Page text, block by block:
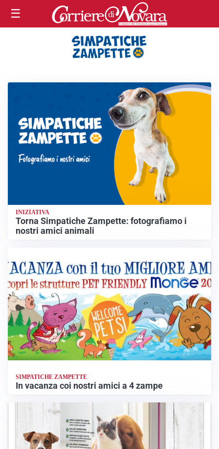
☰
INIZIATIVA
Torna Simpatiche Zampette: fotografiamo i
nostri amici animali
SIMPATICHE ZAMPETTE
In vacanza coi nostri amici a 4 zampe